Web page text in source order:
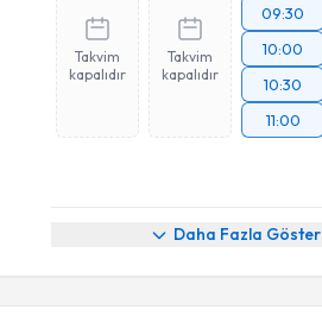
Takvim
kapalıdır
Takvim
kapalıdır
09:30
10:00
10:30
11:00
Daha Fazla Göster